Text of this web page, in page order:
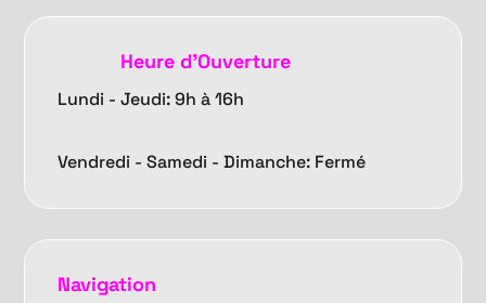
Heure d'Ouverture
Lundi - Jeudi: 9h à 16h
Vendredi -Samedi - Dimanche: Fermé
Navigation